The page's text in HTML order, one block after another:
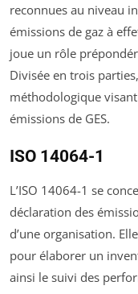
reconnues au niveau
émissions de gaz à
joue un rôle
Divisée en trois
méthodologique
émissions de GES.
ISO 14064-1
L’ISO 14064-1 se
déclaration des
d’une organisation.
pour élaborer un
ainsi le suivi des